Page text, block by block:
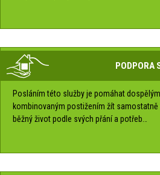
PODPORA
Posláním této služby je pomáhat
kombinovaným postižením žít
běžný život podle svých přání a potřeb…